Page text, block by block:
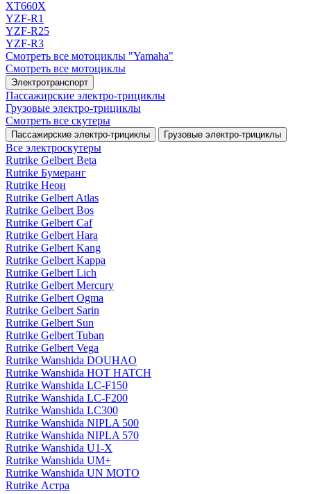
XT660X
YZF-R1
YZF-R25
YZF-R3
Смотреть все мотоциклы "Yamaha"
Смотреть все мотоциклы
Электротранспорт
Пассажирские электро‑трициклы
Грузовые электро‑трициклы
Смотреть все скутеры
Пассажирские электро‑трициклы Грузовые электро‑трициклы
Все электро­скутеры
Rutrike Gelbert Beta
Rutrike Бумеранг
Rutrike Неон
Rutrike Gelbert Atlas
Rutrike Gelbert Bos
Rutrike Gelbert Caf
Rutrike Gelbert Hara
Rutrike Gelbert Kang
Rutrike Gelbert Kappa
Rutrike Gelbert Lich
Rutrike Gelbert Mercury
Rutrike Gelbert Ogma
Rutrike Gelbert Sarin
Rutrike Gelbert Sun
Rutrike Gelbert Tuban
Rutrike Gelbert Vega
Rutrike Wanshida DOUHAO
Rutrike Wanshida HOT HATCH
Rutrike Wanshida LC-F150
Rutrike Wanshida LC-F200
Rutrike Wanshida LC300
Rutrike Wanshida NIPLA 500
Rutrike Wanshida NIPLA 570
Rutrike Wanshida U1-X
Rutrike Wanshida UM+
Rutrike Wanshida UN MOTO
Rutrike Астра